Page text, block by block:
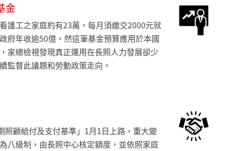
金
護工之家庭約有23萬，每月須繳交2000元就
府年收逾50億，然這筆基金預算應用於本國
家總檢視發現真正運用在長照人力發展卻少
監督此議題和勞動政策走向。
照顧給付及支付基準」1月1日上路，重大變
八級制，由長照中心核定額度，並依照家庭